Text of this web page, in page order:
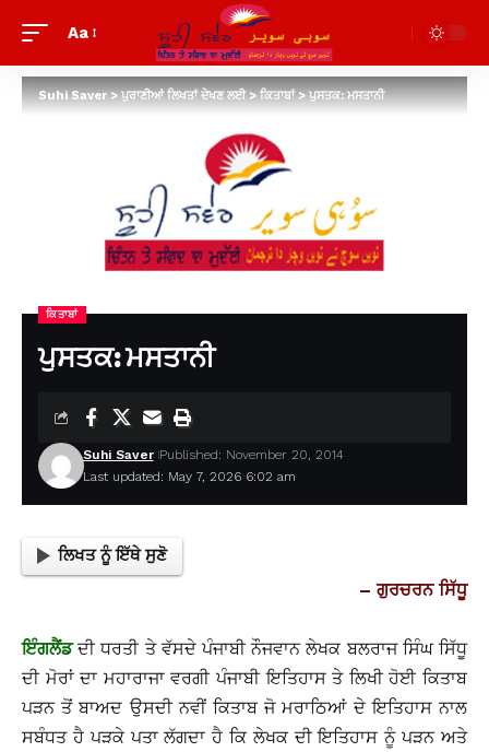
Aa
Suhi Saver>ਪੁਰਾਣੀਆਂ ਲਿਖਤਾਂ ਦੇਖਣ ਲਈ>ਕਿਤਾਬਾਂ>ਪੁਸਤਕ: ਮਸਤਾਨੀ
ਕਿਤਾਬਾਂ
ਪੁਸਤਕ: ਮਸਤਾਨੀ
Last updated: May 7, 2026 6:02 am
Suhi Saver Published: November 20, 2014
ਲਿਖਤ ਨੂੰ ਇੱਥੇ ਸੁਣੋ
– ਗੁਰਚਰਨ ਸਿੱਧੂ
ਇੰਗਲੈਂਡਦੀ ਧਰਤੀ ਤੇ ਵੱਸਦੇ ਪੰਜਾਬੀ ਨੌਜਵਾਨ ਲੇਖਕ ਬਲਰਾਜ ਸਿੰਘ ਸਿੱਧੂ
ਦੀ ਮੋਰਾਂ ਦਾ ਮਹਾਰਾਜਾ ਵਰਗੀ ਪੰਜਾਬੀ ਇਤਿਹਾਸ ਤੇ ਲਿਖੀ ਹੋਈ ਕਿਤਾਬ
ਪੜਨ ਤੋਂ ਬਾਅਦ ਉਸਦੀ ਨਵੀਂ ਕਿਤਾਬ ਜੋ ਮਰਾਠਿਆਂ ਦੇ ਇਤਿਹਾਸ ਨਾਲ
ਸਬੰਧਤ ਹੈ ਪੜਕੇ ਪਤਾ ਲੱਗਦਾ ਹੈ ਕਿ ਲੇਖਕ ਦੀ ਇਤਿਹਾਸ ਨੂੰ ਪੜਨ ਅਤੇ